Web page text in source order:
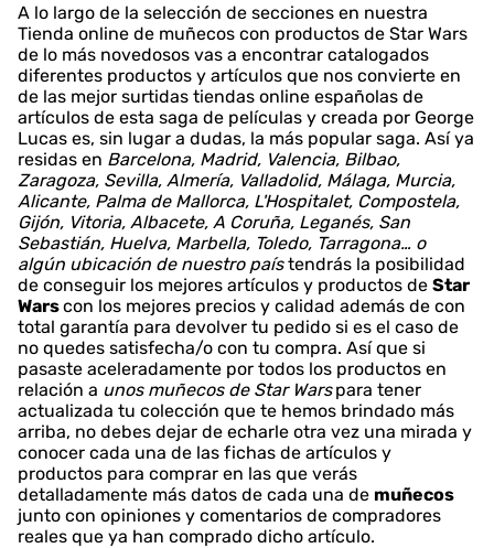
A lo largo de la selección de secciones en nuestra
Tienda online de muñecos con productos de Star Wars
de lo más novedosos vas a encontrar catalogados
diferentes productos y artículos que nos convierte en
de las mejor surtidas tiendas online españolas de
artículos de esta saga de películas y creada por George
Lucas es, sin lugar a dudas, la más popular saga. Así ya
residas en Barcelona, Madrid, Valencia, Bilbao,
Zaragoza, Sevilla, Almería, Valladolid, Málaga, Murcia,
Alicante, Palma de Mallorca, L'Hospitalet, Compostela,
Gijón, Vitoria, Albacete, A Coruña, Leganés, San
Sebastián, Huelva, Marbella, Toledo, Tarragona… o
algún ubicación de nuestro paístendrás la posibilidad
de conseguir los mejores artículos y productos de Star
Warscon los mejores precios y calidad además de con
total garantía para devolver tu pedido si es el caso de
no quedes satisfecha/o con tu compra. Así que si
pasaste aceleradamente por todos los productos en
relación a unos muñecos de Star Wars para tener
actualizada tu colección que te hemos brindado más
arriba, no debes dejar de echarle otra vez una mirada y
conocer cada una de las fichas de artículos y
productos para comprar en las que verás
detalladamente más datos de cada una de muñecos
junto con opiniones y comentarios de compradores
reales que ya han comprado dicho artículo.